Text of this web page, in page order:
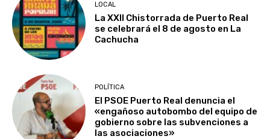
LOCAL
La XXII Chistorrada de Puerto Real
se celebrará el 8 de agosto en La
Cachucha
POLÍTICA
El PSOE Puerto Real denuncia el
«engañoso autobombo del equipo de
gobierno sobre las subvenciones a
las asociaciones»